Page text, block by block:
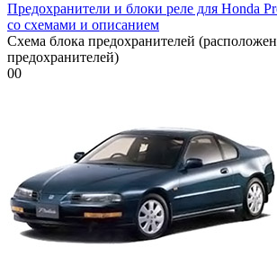
Предохранители и блоки реле для Honda
со схемами и описанием
Схема блока предохранителей
предохранителей)
00